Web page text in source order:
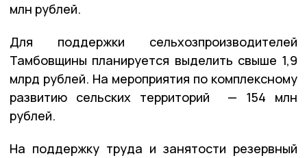
млн рублей.
Для поддержки сельхозпроизводителей
Тамбовщины планируется выделить свыше 1,9
млрд рублей. На мероприятия по комплексному
развитию сельских территорий — 154 млн
рублей.
На поддержку труда и занятости резервный